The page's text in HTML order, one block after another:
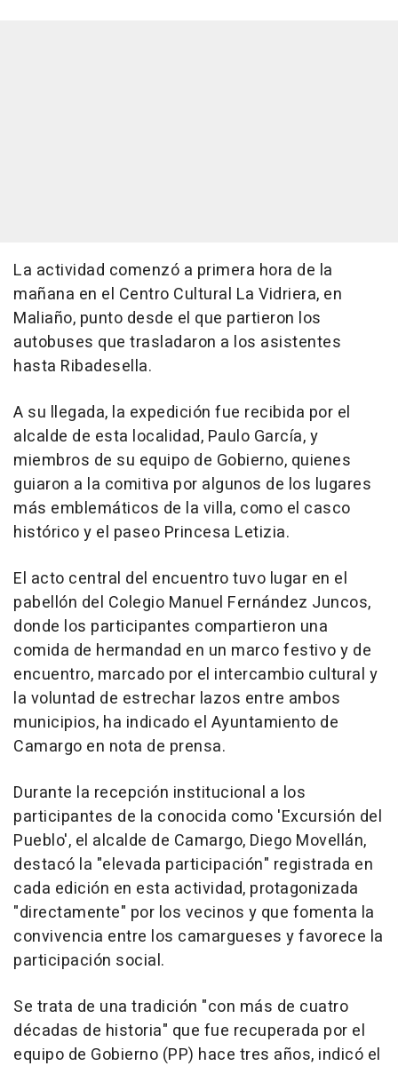
La actividad comenzó a primera hora de la
mañana en el Centro Cultural La Vidriera, en
Maliaño, punto desde el que partieron los
autobuses que trasladaron a los asistentes
hasta Ribadesella.
A su llegada, la expedición fue recibida por el
alcalde de esta localidad, Paulo García, y
miembros de su equipo de Gobierno, quienes
guiaron a la comitiva por algunos de los lugares
más emblemáticos de la villa, como el casco
histórico y el paseo Princesa Letizia.
El acto central del encuentro tuvo lugar en el
pabellón del Colegio Manuel Fernández Juncos,
donde los participantes compartieron una
comida de hermandad en un marco festivo y de
encuentro, marcado por el intercambio cultural y
la voluntad de estrechar lazos entre ambos
municipios, ha indicado el Ayuntamiento de
Camargo en nota de prensa.
Durante la recepción institucional a los
participantes de la conocida como 'Excursión del
Pueblo', el alcalde de Camargo, Diego Movellán,
destacó la "elevada participación" registrada en
cada edición en esta actividad, protagonizada
"directamente" por los vecinos y que fomenta la
convivencia entre los camargueses y favorece la
participación social.
Se trata de una tradición "con más de cuatro
décadas de historia" que fue recuperada por el
equipo de Gobierno (PP) hace tres años, indicó el